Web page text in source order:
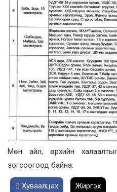
Мөн айл, өрхийн
зогсоогоод байна.
Хуваалцах Жиргэх